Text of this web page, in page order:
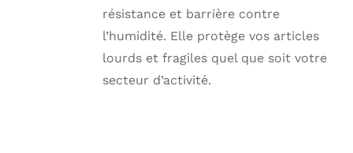
résistance et barrière contre
l’humidité. Elle protège vos articles
lourds et fragiles quel que soit votre
secteur d’activité.